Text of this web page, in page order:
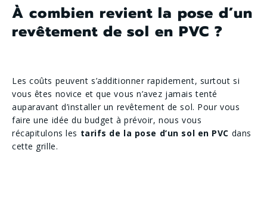
À combien revient la pose d’un
revêtement de sol en PVC ?
Les coûts peuvent s’additionner rapidement, surtout si
vous êtes novice et que vous n’avez jamais tenté
auparavant d’installer un revêtement de sol. Pour vous
faire une idée du budget à prévoir, nous vous
récapitulons les tarifs de la pose d’un sol en PVC dans
cette grille.